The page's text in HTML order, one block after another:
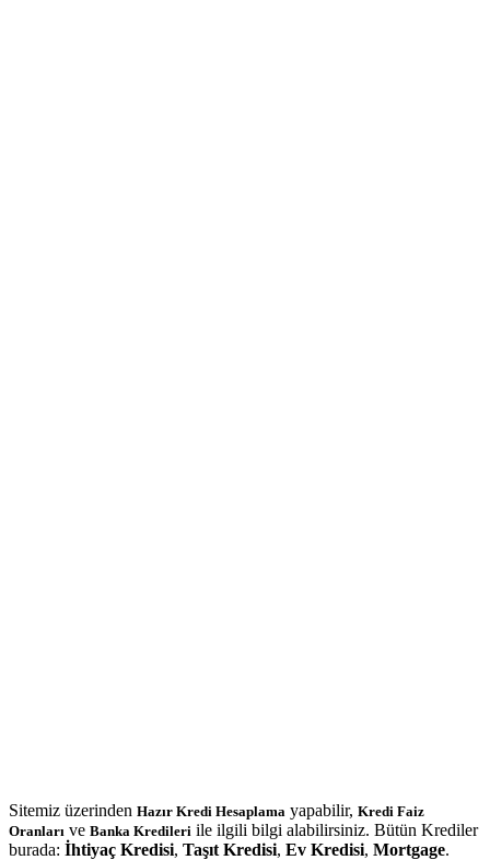
Sitemiz üzerinden Hazır Kredi Hesaplama yapabilir, Kredi Faiz
Oranları ve Banka Kredileri ile ilgili bilgi alabilirsiniz. Bütün Krediler
burada: İhtiyaç Kredisi, Taşıt Kredisi, Ev Kredisi, Mortgage.